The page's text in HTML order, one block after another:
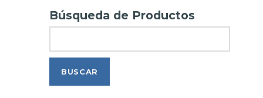
Búsqueda de Productos